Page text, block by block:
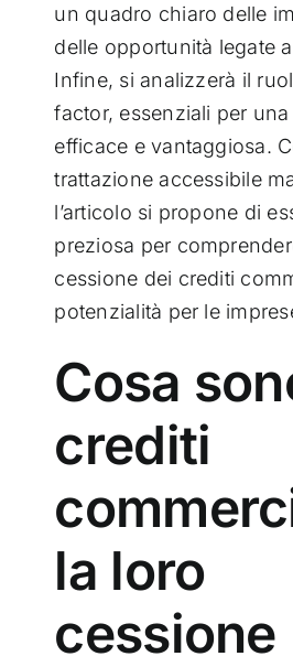
un quadro chiaro delle
delle opportunità legate
Infine, si analizzerà il
factor, essenziali per
efficace e vantaggiosa.
trattazione accessibile
l’articolo si propone di
preziosa per
cessione dei crediti
potenzialità per le
Cosa
crediti
la loro
cessione